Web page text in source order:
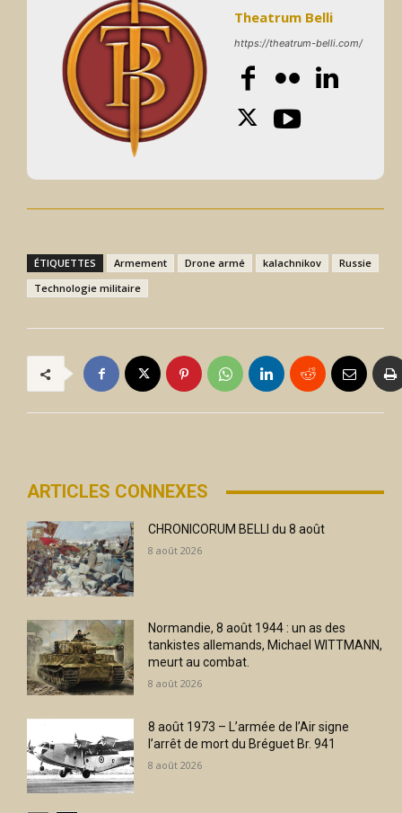
Theatrum Belli
https://theatrum-belli.com/
ÉTIQUETTES Armement Drone armé kalachnikov
Russie
Technologie militaire
ARTICLES CONNEXES
CHRONICORUM BELLI du 8 août
8 août 2026
Normandie, 8 août 1944 : un as des
tankistes allemands, Michael WITTMANN,
meurt au combat.
8 août 2026
8 août 1973 – L’armée de l’Air signe
l’arrêt de mort du Bréguet Br. 941
8 août 2026